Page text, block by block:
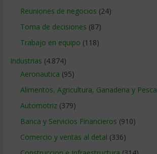
Reuniones de negocios (24)
Toma de decisiones (87)
Trabajo en equipo (118)
Industrias (4.874)
Aeronautica (95)
Alimentos, Agricultura, Ganaderia y Pesca
Automotriz(379)
Banca y Servicios Financieros (910)
Comercio y ventas al detal (336)